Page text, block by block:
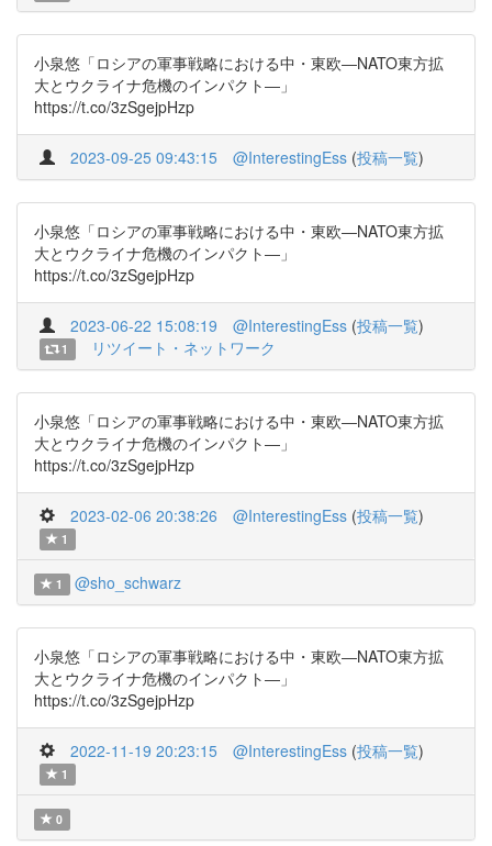
小泉悠「ロシアの軍事戦略における中・東欧―NATO東方拡
大とウクライナ危機のインパクト―」
https://t.co/3zSgejpHzp
2023-09-25 09:43:15 @InterestingEss (投稿一覧)
小泉悠「ロシアの軍事戦略における中・東欧―NATO東方拡
大とウクライナ危機のインパクト―」
https://t.co/3zSgejpHzp
2023-06-22 15:08:19 @InterestingEss (投稿一覧)
1 リツイート・ネットワーク
小泉悠「ロシアの軍事戦略における中・東欧―NATO東方拡
大とウクライナ危機のインパクト―」
https://t.co/3zSgejpHzp
2023-02-06 20:38:26 @InterestingEss (投稿一覧)
1
1 @sho_schwarz
小泉悠「ロシアの軍事戦略における中・東欧―NATO東方拡
大とウクライナ危機のインパクト―」
https://t.co/3zSgejpHzp
2022-11-19 20:23:15 @InterestingEss (投稿一覧)
1
0